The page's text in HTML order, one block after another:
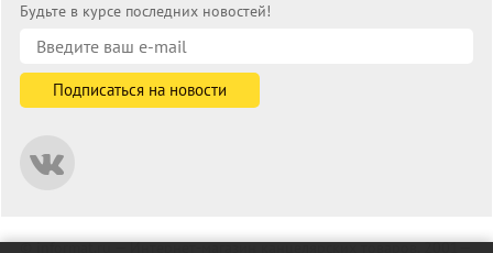
Будьте в курсе последних новостей!
© informat.ru — Интернет-магазин канцелярских товаров. 2001—